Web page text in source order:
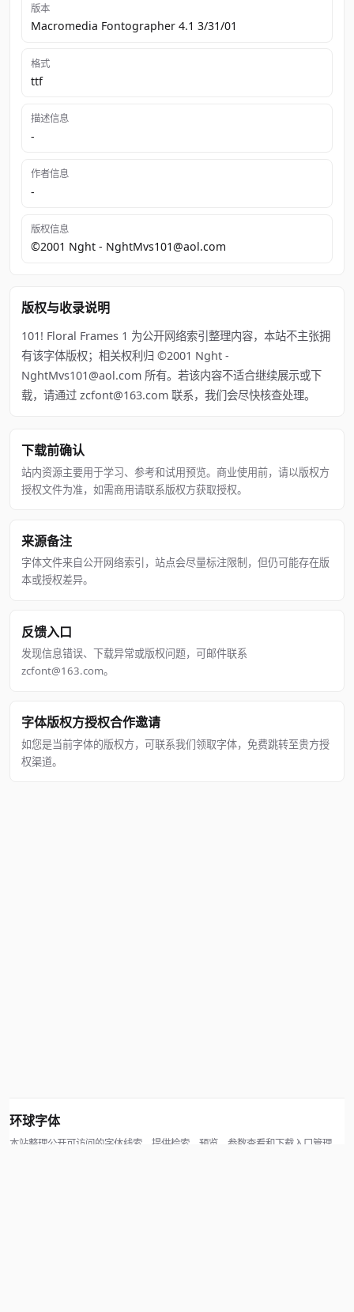
版本
Macromedia Fontographer 4.1 3/31/01
格式
ttf
描述信息
-
作者信息
-
版权信息
©2001 Nght - NghtMvs101@aol.com
版权与收录说明
101! Floral Frames 1 为公开网络索引整理内容，本站不主张拥
有该字体版权；相关权利归 ©2001 Nght -
NghtMvs101@aol.com 所有。若该内容不适合继续展示或下
载，请通过 zcfont@163.com 联系，我们会尽快核查处理。
下载前确认
站内资源主要用于学习、参考和试用预览。商业使用前，请以版权方
授权文件为准，如需商用请联系版权方获取授权。
来源备注
字体文件来自公开网络索引，站点会尽量标注限制，但仍可能存在版
本或授权差异。
反馈入口
发现信息错误、下载异常或版权问题，可邮件联系
zcfont@163.com。
字体版权方授权合作邀请
如您是当前字体的版权方，可联系我们领取字体，免费跳转至贵方授
权渠道。
环球字体
本站整理公开可访问的字体线索，提供检索、预览、参数查看和下载入口管理。